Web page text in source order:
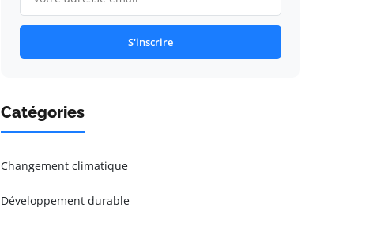
S'inscrire
Catégories
Changement climatique
Développement durable